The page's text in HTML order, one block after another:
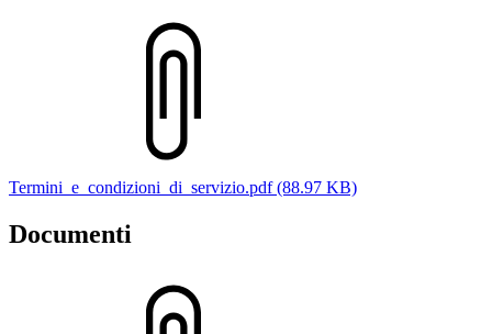
Termini_e_condizioni_di_servizio.pdf (88.97 KB)
Documenti